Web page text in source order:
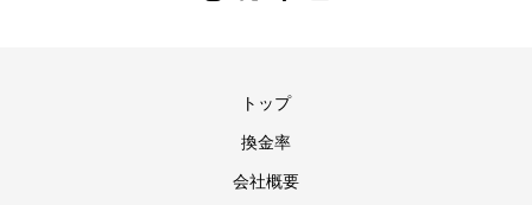
トップ
換金率
会社概要